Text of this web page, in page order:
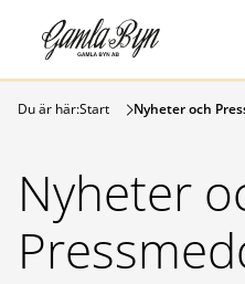
Hoppa till innehåll
Gamla Byn AB
Du är här:Start Nyheter och
Nyheter